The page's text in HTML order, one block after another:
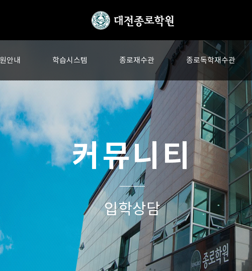
안내 학습시스템 종로재수관 종로독학재수관
커뮤니티
입학상담